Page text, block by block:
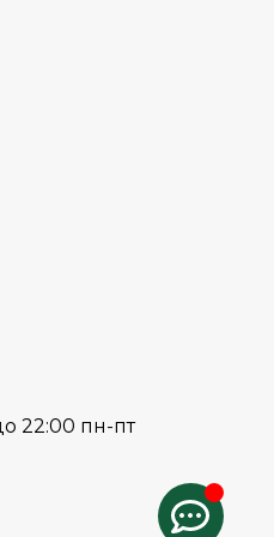
ЦИФЕРБЛАТ
22:00 пн-пт